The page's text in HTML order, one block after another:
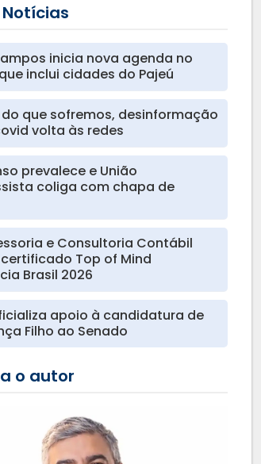
inicia nova agenda no
inclui cidades do Pajeú
que sofremos, desinformação
volta às redes
prevalece e União
coliga com chapa de
e Consultoria Contábil
Top of Mind
Brasil 2026
apoio à candidatura de
Filho ao Senado
o autor